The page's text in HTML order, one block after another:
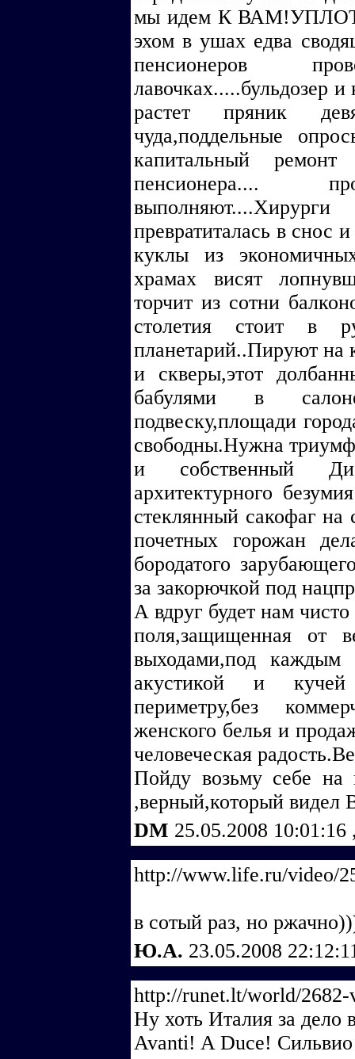
мы идем К
эхом в ушах едва
пенсионеров
лавочках.....бульдозер
растет пряник
чуда,поддельные
капитальный
пенсионера....
превратиталась в снос
куклы из
храмах висят
торчит из сотни
столетия стоит в
планетарий..Пируют
и скверы,этот
бабулями в
подвеску,площади
свободны.Нужна
и собственный
архитектурного
стеклянный сакофаг на
почетных горожан
бородатого
за закорючкой под
А вдруг будет нам
поля,защищенная от
выходами,под каждым
акустикой и
периметру,без
женского белья и
человеческая
Пойду возьму себе на
,верный,который видел
DM 25.05.2008 10:01:16
http://www.life.ru/video/
в сотый раз, но
Ю.А. 23.05.2008
http://runet.lt/world/
Ну хоть Италия за дело
Avanti! A Duce!